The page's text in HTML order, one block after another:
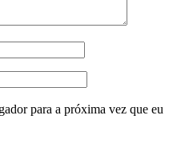
para a próxima vez que eu